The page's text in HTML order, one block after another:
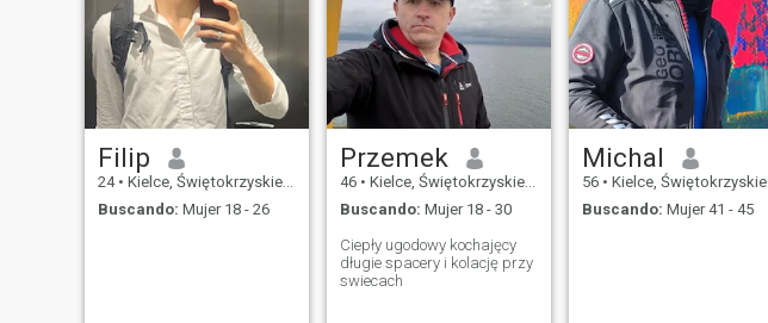
Filip
24 • Kielce, Świętokrzyskie, Polonia
Buscando: Mujer 18 - 26
Przemek
46 • Kielce, Świętokrzyskie, Polonia
Buscando: Mujer 18 - 30
Ciepły ugodowy kochajęcy
długie spacery i kolację przy
swiecach
Michal
56 • Kielce, Świętokrzyskie, Polonia
Buscando: Mujer 41 - 45